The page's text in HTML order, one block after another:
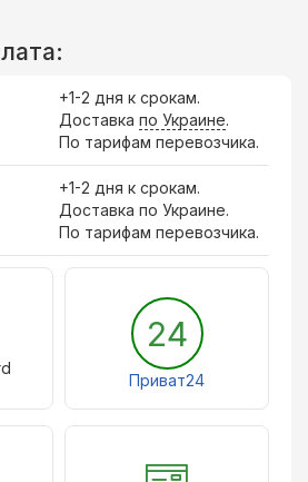
+1-2 дня к срокам.
Доставка по Украине.
По тарифам перевозчика.
+1-2 дня к срокам.
Доставка по Украине.
По тарифам перевозчика.
24
Приват24